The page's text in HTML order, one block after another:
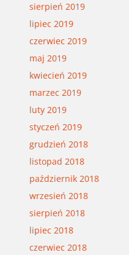
sierpień 2019
lipiec 2019
czerwiec 2019
maj 2019
kwiecień 2019
marzec 2019
luty 2019
styczeń 2019
grudzień 2018
listopad 2018
październik 2018
wrzesień 2018
sierpień 2018
lipiec 2018
czerwiec 2018